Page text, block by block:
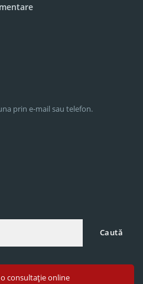
prin e-mail sau telefon.
Caută
consultație online